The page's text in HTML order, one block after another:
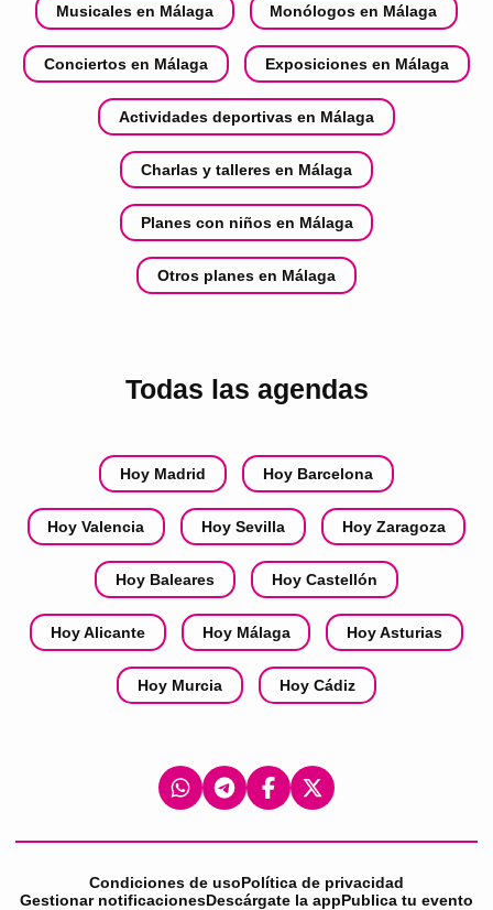
Musicales en Málaga Monólogos en Málaga
Conciertos en Málaga Exposiciones en Málaga
Actividades deportivas en Málaga
Charlas y talleres en Málaga
Planes con niños en Málaga
Otros planes en Málaga
Todas las agendas
Hoy Madrid Hoy Barcelona
Hoy Valencia Hoy Sevilla Hoy Zaragoza
Hoy Baleares Hoy Castellón
Hoy Alicante Hoy Málaga Hoy Asturias
Hoy Murcia Hoy Cádiz
Condiciones de usoPolítica de privacidad
Gestionar notificacionesDescárgate la appPublica tu evento